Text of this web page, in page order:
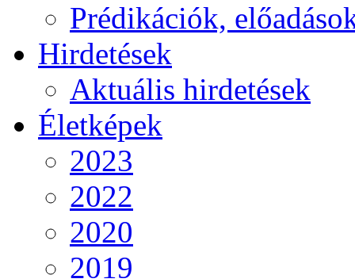
Prédikációk,
Hirdetések
Aktuális hirdetések
Életképek
2023
2022
2020
2019